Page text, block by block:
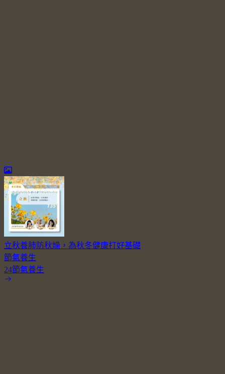
立秋養肺防秋燥，為秋冬健康打好基礎
節氣養生
24節氣養生